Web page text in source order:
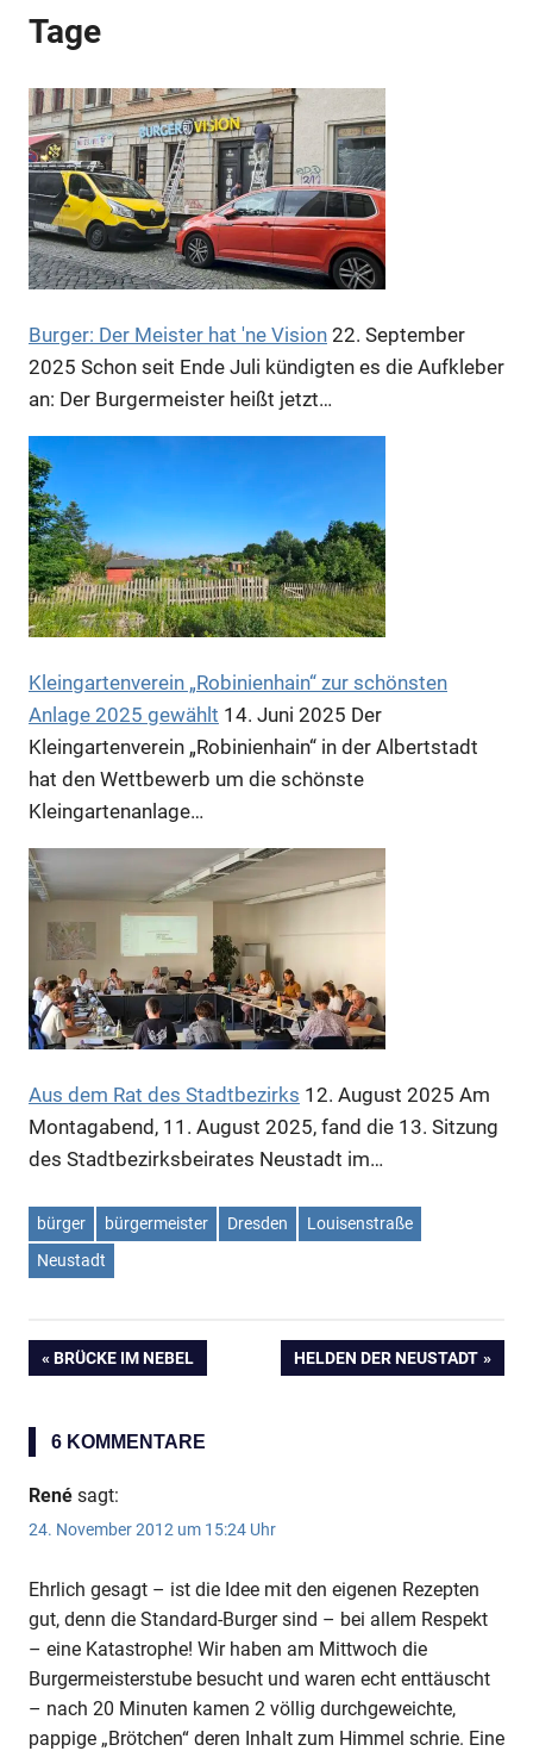
Anzeige
Anzeige
Anzeige
Anzeige
Tage
Burger: Der Meister hat 'ne Vision 22. September
2025 Schon seit Ende Juli kündigten es die Aufkleber
an: Der Burgermeister heißt jetzt…
Kleingartenverein „Robinienhain“ zur schönsten
Anlage 2025 gewählt 14. Juni 2025 Der
Kleingartenverein „Robinienhain“ in der Albertstadt
hat den Wettbewerb um die schönste
Kleingartenanlage…
Aus dem Rat des Stadtbezirks 12. August 2025 Am
Montagabend, 11. August 2025, fand die 13. Sitzung
des Stadtbezirksbeirates Neustadt im…
bürger bürgermeister Dresden
Louisenstraße
Neustadt
VORHERIGER
BRÜCKE IM NEBEL
NÄCHSTER
HELDEN DER NEUSTADT
6 KOMMENTARE
René sagt:
24. November 2012 um 15:24 Uhr
Ehrlich gesagt – ist die Idee mit den eigenen Rezepten
gut, denn die Standard-Burger sind – bei allem Respekt
– eine Katastrophe! Wir haben am Mittwoch die
Burgermeisterstube besucht und waren echt enttäuscht
– nach 20 Minuten kamen 2 völlig durchgeweichte,
pappige „Brötchen“ deren Inhalt zum Himmel schrie. Eine